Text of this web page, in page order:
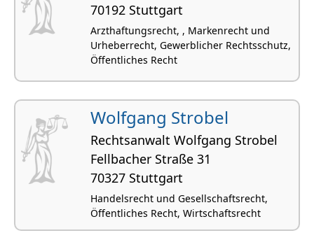
70192 Stuttgart
Arzthaftungsrecht, , Markenrecht und
Urheberrecht, Gewerblicher Rechtsschutz,
Öffentliches Recht
Wolfgang Strobel
Rechtsanwalt Wolfgang Strobel
Fellbacher Straße 31
70327 Stuttgart
Handelsrecht und Gesellschaftsrecht,
Öffentliches Recht, Wirtschaftsrecht